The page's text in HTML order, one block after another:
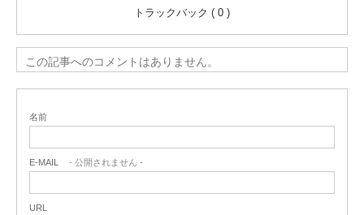
トラックバック ( 0 )
この記事へのコメントはありません。
名前
E-MAIL - 公開されません -
URL